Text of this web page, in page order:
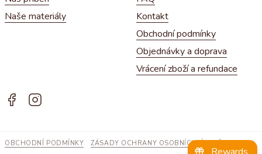
Naše materiály
Kontakt
Obchodní podmínky
Objednávky a doprava
Vrácení zboží a refundace
OBCHODNÍ PODMÍNKY
ZÁSADY OCHRANY OSOBNÍCH ÚDAJŮ